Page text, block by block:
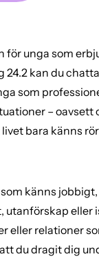
för unga som
24.2 kan du
som
– oavsett
bara känns
känns
utanförskap eller
eller relationer
du dragit dig